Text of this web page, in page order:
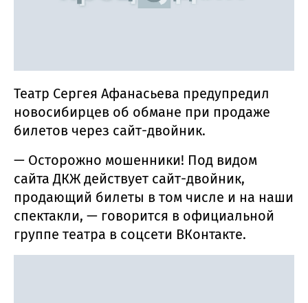
Театр Сергея Афанасьева предупредил
новосибирцев об обмане при продаже
билетов через сайт-двойник.
— Осторожно мошенники! Под видом
сайта ДКЖ действует сайт-двойник,
продающий билеты в том числе и на наши
спектакли, — говорится в официальной
группе театра в соцсети ВКонтакте.